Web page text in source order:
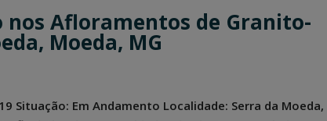
Afloramentos de Granito-
Moeda, MG
Situação: Em Andamento Localidade: Serra da Moeda,